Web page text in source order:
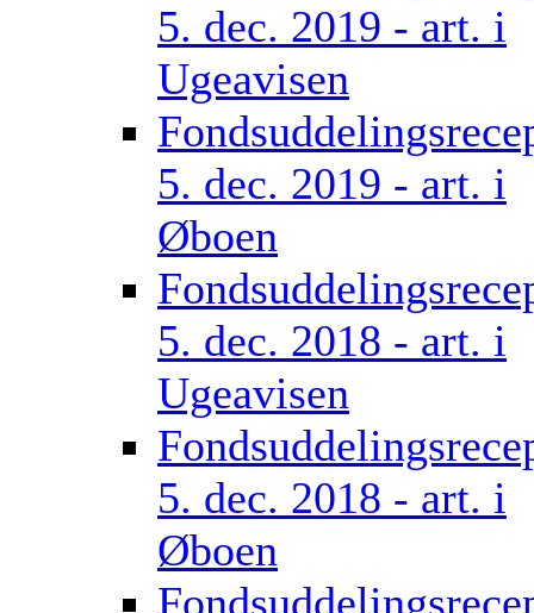
5. dec. 2019 - art. i
Ugeavisen
5. dec. 2019 - art. i
Øboen
5. dec. 2018 - art. i
Ugeavisen
5. dec. 2018 - art. i
Øboen